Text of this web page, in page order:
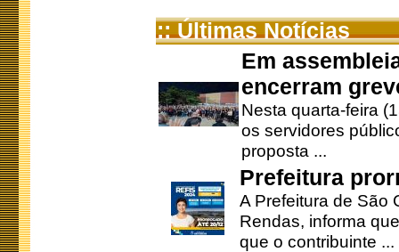
:: Últimas Notícias
Em
encerram
Nesta quarta-feira
os servidores
proposta ...
Prefeitura
A Prefeitura de São
Rendas, informa
que o contribuinte ...